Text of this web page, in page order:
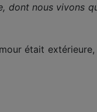
nous vivons
était